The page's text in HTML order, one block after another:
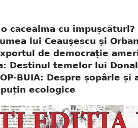
cacealma cu împușcături?
lui Ceauşescu şi
de democrație
Destinul temelor lui
BUIA: Despre șopârle și
ecologice